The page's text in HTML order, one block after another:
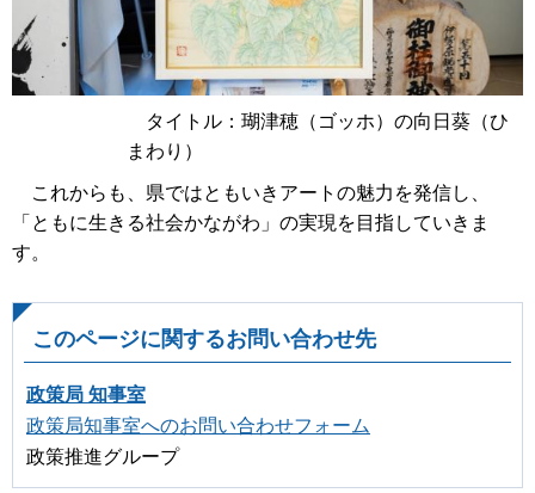
タイトル：瑚津穂（ゴッホ）の向日葵（ひ
まわり）
これからも、県ではともいきアートの魅力を発信し、
「ともに生きる社会かながわ」の実現を目指していきま
す。
このページに関するお問い合わせ先
政策局 知事室
政策局知事室へのお問い合わせフォーム
政策推進グループ